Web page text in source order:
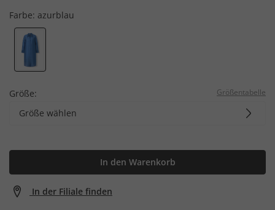
Farbe: azurblau
Größe: Größentabelle
Größe wählen
In den Warenkorb
In der Filiale finden